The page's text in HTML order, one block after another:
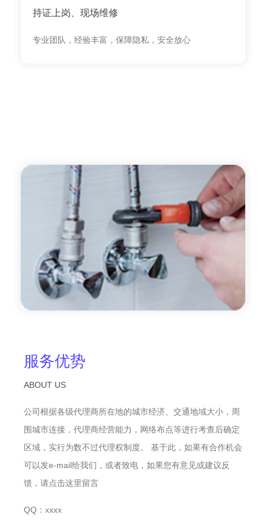
持证上岗、现场维修
专业团队，经验丰富，保障隐私，安全放心
服务优势
ABOUT US
公司根据各级代理商所在地的城市经济、交通地域大小，周
围城市连接，代理商经营能力，网络布点等进行考查后确定
区域，实行为数不过代理权制度。 基于此，如果有合作机会
可以发e-mail给我们，或者致电，如果您有意见或建议反
馈，请点击这里留言
QQ：xxxx